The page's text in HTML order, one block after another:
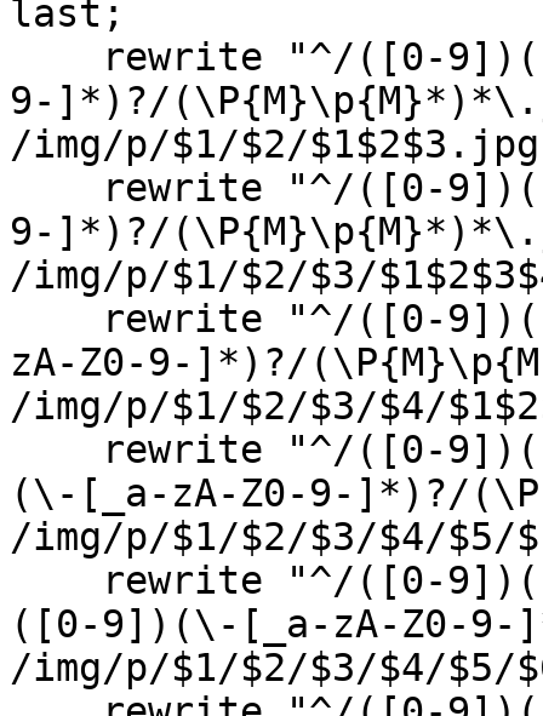
last;
rewrite "^/([0-
9-]*)?/
/img/p/$1/$2/
rewrite "^/([0-
9-]*)?/
/img/p/$1/$2/$3/
rewrite "^/([0-
zA-Z0-9-]*)?/
/img/p/$1/$2/$3/$4/
rewrite "^/([0-
(\-[_a-zA-Z0-9-]*)?/
/img/p/$1/$2/$3/$4/$5/
rewrite "^/([0-
([0-9])(\-[_a-zA-Z0-9-
/img/p/$1/$2/$3/$4/$5/